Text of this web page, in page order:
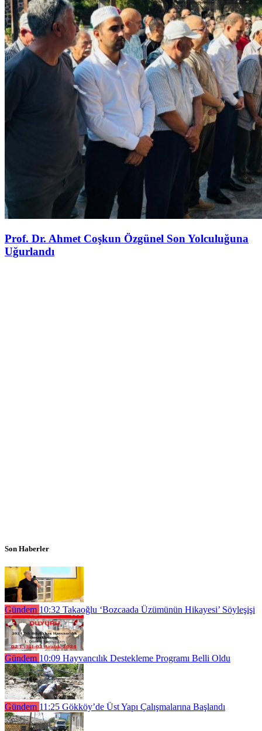
Prof. Dr. Ahmet Coşkun Özgünel Son Yolculuğuna
Uğurlandı
Son Haberler
Gündem 10:32 Takaoğlu ‘Bozcaada Üzümünün Hikayesi’ Söyleşişi
Gündem 10:09 Hayvancılık Destekleme Programı Belli Oldu
Gündem 11:25 Gökköy’de Üst Yapı Çalışmalarına Başlandı